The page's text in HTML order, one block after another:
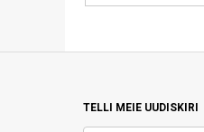
TELLI MEIE UUDISKIRI